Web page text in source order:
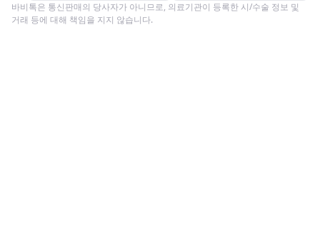
바비톡은 통신판매의 당사자가 아니므로, 의료기관이 등록한 시/수술 정보 및
거래 등에 대해 책임을 지지 않습니다.